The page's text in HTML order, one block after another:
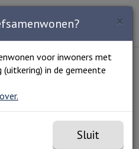
×
voor inwoners met
in de gemeente
Sluit